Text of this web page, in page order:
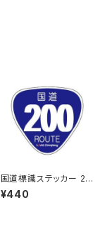
国道標識ステッカー 20
0号線
¥440